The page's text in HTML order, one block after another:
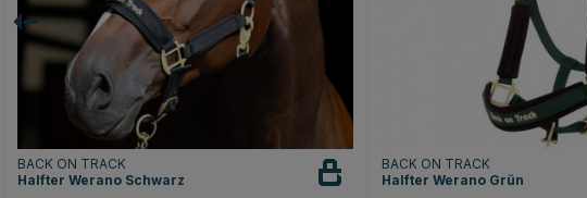
BACK ON TRACK
Halfter Werano Schwarz
BACK ON TRACK
Halfter Werano Grün